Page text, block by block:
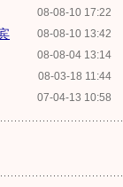
08-08-10 17:22
08-08-10 13:42
08-08-04 13:14
08-03-18 11:44
07-04-13 10:58